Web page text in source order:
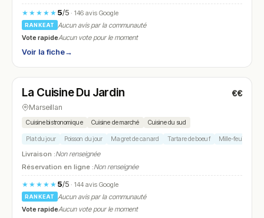
★★★★★ 5/5· 146 avis Google
RANKEAT
Aucun avis par la communauté
Vote rapideAucun vote pour le moment
Voir la fiche→
N° 26
La Cuisine Du Jardin €€
Marseillan
Cuisine bistronomique Cuisine de marché Cuisine du sud
Plat du jour Poisson du jour Magret de canard Tartare de boeuf Mille-feuille
Livraison :Non renseignée
Réservation en ligne :Non renseignée
★★★★★ 5/5· 144 avis Google
RANKEAT
Aucun avis par la communauté
Vote rapideAucun vote pour le moment